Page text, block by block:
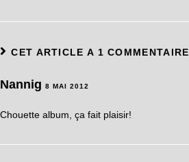
CET ARTICLE A 1 COMMENTAIRE
Nannig 8 MAI 2012
Chouette album, ça fait plaisir!